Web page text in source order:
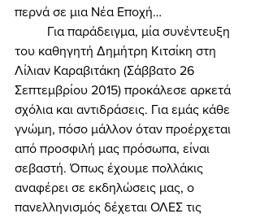
περνά σε μια Νέα Εποχή…
του καθηγητή Δημήτρη Κιτσίκη στη
Λίλιαν Καραβιτάκη (Σάββατο 26
Σεπτεμβρίου 2015) προκάλεσε αρκετά
σχόλια και αντιδράσεις. Για εμάς κάθε
γνώμη, πόσο μάλλον όταν προέρχεται
από προσφιλή μας πρόσωπα, είναι
σεβαστή. Όπως έχουμε πολλάκις
αναφέρει σε εκδηλώσεις μας, ο
πανελληνισμός δέχεται ΟΛΕΣ τις